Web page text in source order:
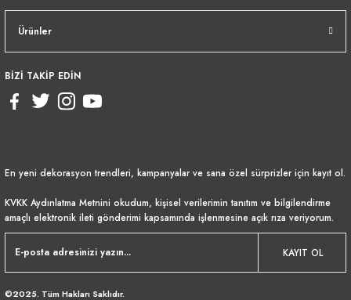
Ürünler
BİZİ TAKİP EDİN
En yeni dekorasyon trendleri, kampanyalar ve sana özel sürprizler için kayıt ol.
KVKK Aydınlatma Metnini okudum, kişisel verilerimin tanıtım ve bilgilendirme
amaçlı elektronik ileti gönderimi kapsamında işlenmesine açık rıza veriyorum.
KAYIT OL
©2025. Tüm Hakları Saklıdır.